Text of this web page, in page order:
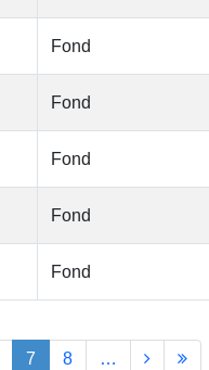
Fond
Fond
Fond
Fond
Fond
7 8 …